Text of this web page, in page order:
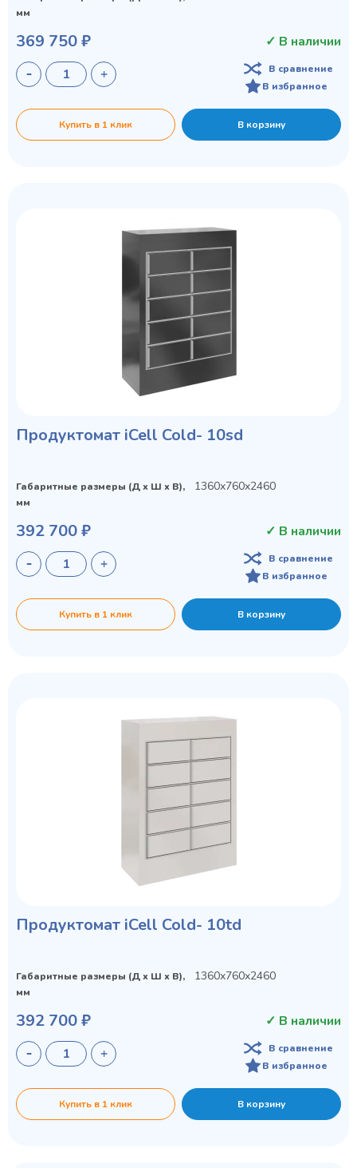
мм
369 750 ₽ ✓ В наличии
В сравнение
В избранное
Купить в 1 клик В корзину
Продуктомат iCell Cold- 10sd
Габаритные размеры (Д х Ш х В),
мм
1360x760x2460
392 700 ₽ ✓ В наличии
В сравнение
В избранное
Купить в 1 клик В корзину
Продуктомат iCell Cold- 10td
Габаритные размеры (Д х Ш х В),
мм
1360x760x2460
392 700 ₽ ✓ В наличии
В сравнение
В избранное
Купить в 1 клик В корзину